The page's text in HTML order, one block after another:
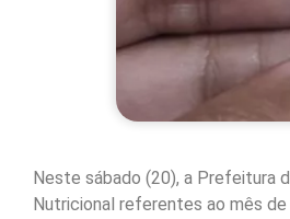
Neste sábado (20), a Prefeitura
Nutricional referentes ao mês de